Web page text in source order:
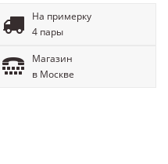
На примерку
4 пары
Магазин
в Москве